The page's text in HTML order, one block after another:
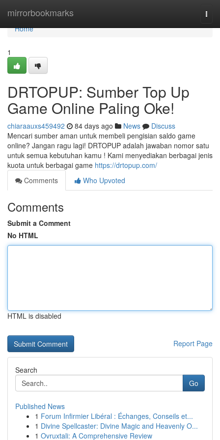
mirrorbookmarks
Home
Home
1
DRTOPUP: Sumber Top Up
Game Online Paling Oke!
chiaraauxs459492 84 days ago News
Discuss
Mencari sumber aman untuk membeli pengisian saldo game
online? Jangan ragu lagi! DRTOPUP adalah jawaban nomor satu
untuk semua kebutuhan kamu ! Kami menyediakan berbagai jenis
kuota untuk berbagai game https://drtopup.com/
Comments
Who Upvoted
Comments
Submit a Comment
No HTML
HTML is disabled
Report Page
Search
Go
Published News
1 Forum Infirmier Libéral : Échanges, Conseils et...
1 Divine Spellcaster: Divine Magic and Heavenly O...
1 Ovruxtali: A Comprehensive Review